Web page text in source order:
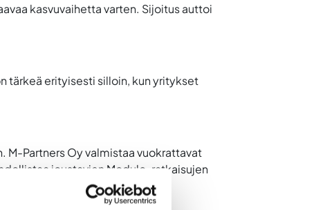
kasvuvaihetta varten. Sijoitus auttoi
tärkeä erityisesti silloin, kun yritykset
M-Partners Oy valmistaa vuokrattavat
joustavien Modulo-ratkaisujen